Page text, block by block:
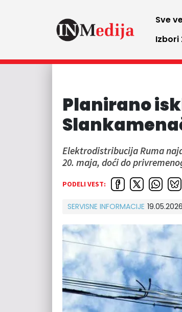
Sve
Izbori
Planirano
Elektrodistribucija Ruma
20. maja, doći do
PODELI VEST:
SERVISNE INFORMACIJE